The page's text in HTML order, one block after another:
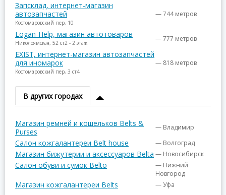
Запсклад, интернет-магазин
автозапчастей
Костомаровский пер, 10
— 744 метров
Logan-Help, магазин автотоваров
Николоямская, 52 ст2 - 2 этаж — 777 метров
EXIST, интернет-магазин автозапчастей
для иномарок
Костомаровский пер, 3 ст4
— 818 метров
В других городах
Магазин ремней и кошельков Belts &
Purses
— Владимир
Салон кожгалантереи Belt house — Волгоград
Магазин бижутерии и аксессуаров Belta — Новосибирск
Салон обуви и сумок Belto
— Нижний
Новгород
Магазин кожгалантереи Belts — Уфа